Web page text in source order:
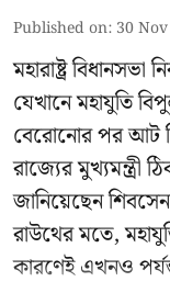
Published on: 30
মহারাষ্ট্র
যেখানে মহাযুতি
বেরোনোর পর আট
রাজ্যের মুখ্যমন্ত্রী
জানিয়েছেন
রাউথের মতে,
কারণেই এখনও